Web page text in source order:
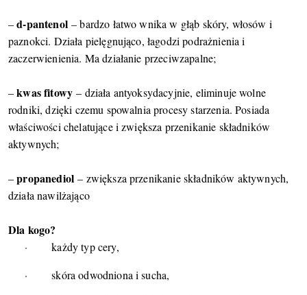
–d-pantenol– bardzo łatwo wnika w głąb skóry, włosów i
paznokci. Działa pielęgnująco, łagodzi podrażnienia i
zaczerwienienia. Ma działanie przeciwzapalne;
–kwas fitowy– działa antyoksydacyjnie, eliminuje wolne
rodniki, dzięki czemu spowalnia procesy starzenia. Posiada
właściwości chelatujące i zwiększa przenikanie składników
aktywnych;
–propanediol– zwiększa przenikanie składników aktywnych,
działa nawilżająco
Dla kogo?
·
każdy typ cery,
·
skóra odwodniona i sucha,